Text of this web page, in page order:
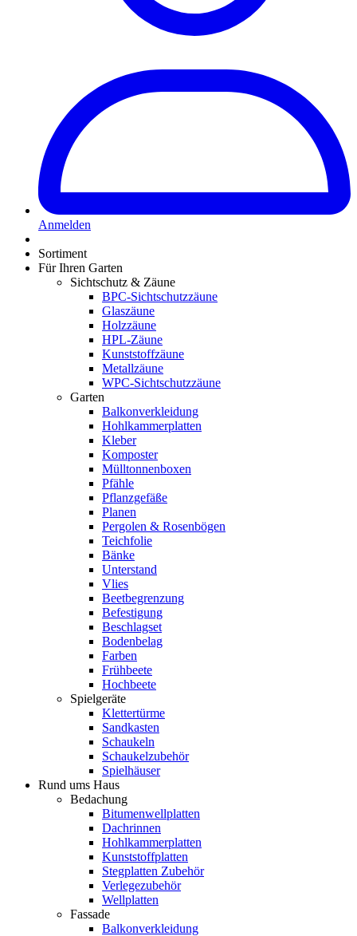
Anmelden
Sortiment
Für Ihren Garten
Sichtschutz & Zäune
BPC-Sichtschutzzäune
Glaszäune
Holzzäune
HPL-Zäune
Kunststoffzäune
Metallzäune
WPC-Sichtschutzzäune
Garten
Balkonverkleidung
Hohlkammerplatten
Kleber
Komposter
Mülltonnenboxen
Pfähle
Pflanzgefäße
Planen
Pergolen & Rosenbögen
Teichfolie
Bänke
Unterstand
Vlies
Beetbegrenzung
Befestigung
Beschlagset
Bodenbelag
Farben
Frühbeete
Hochbeete
Spielgeräte
Klettertürme
Sandkasten
Schaukeln
Schaukelzubehör
Spielhäuser
Rund ums Haus
Bedachung
Bitumenwellplatten
Dachrinnen
Hohlkammerplatten
Kunststoffplatten
Stegplatten Zubehör
Verlegezubehör
Wellplatten
Fassade
Balkonverkleidung